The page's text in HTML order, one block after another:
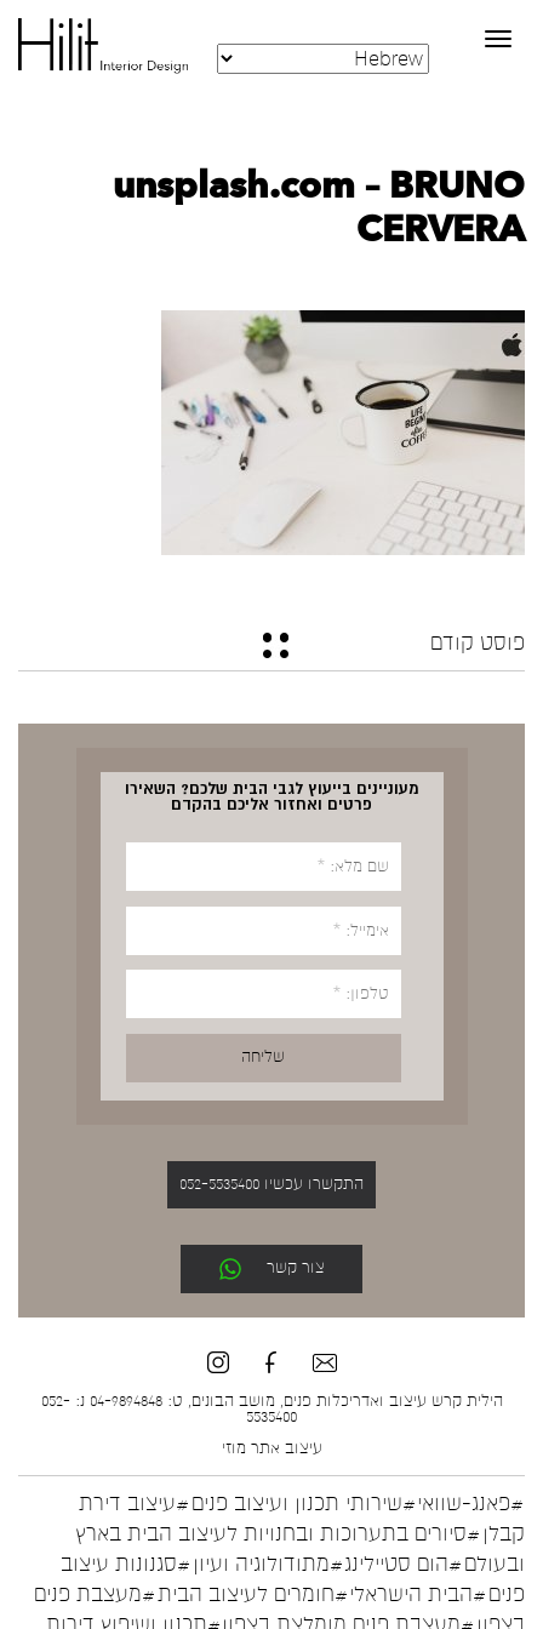
Toggle
navigation
unsplash.com – BRUNO
CERVERA
פוסט קודם
מעוניינים בייעוץ לגבי הבית שלכם? השאירו
פרטים ואחזור אליכם בהקדם
התקשרו עכשיו 052-5535400
צור קשר
הילית קרש עיצוב ואדריכלות פנים, מושב הבונים, ט: 04-9894848 נ: 052-
5535400
עיצוב אתר מוזי
#פאנג-שוואי#שירותי תכנון ועיצוב פנים#עיצוב דירת
קבלן #סיורים בתערוכות ובחנויות לעיצוב הבית בארץ
ובעולם#הום סטיילינג#מתודולוגיה ועיון #סגנונות עיצוב
פנים#הבית הישראלי#חומרים לעיצוב הבית#מעצבת פנים